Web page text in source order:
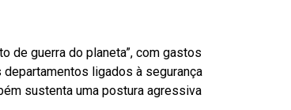
de guerra do planeta”, com gastos
ligados à segurança
sustenta uma postura agressiva